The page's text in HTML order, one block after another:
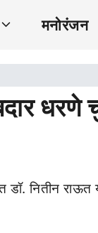
मनोरंजन
डॉ. नितीन राऊत